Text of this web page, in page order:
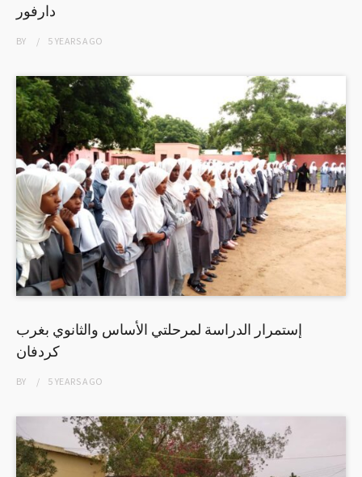
دارفور
BY 5 YEARSAGO
إستمرار الدراسة لمرحلتي الأساس والثانوي بغرب
كردفان
BY 5 YEARSAGO